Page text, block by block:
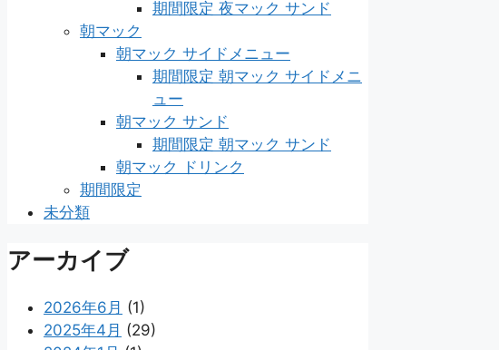
期間限定 夜マック サンド
朝マック
朝マック サイドメニュー
期間限定 朝マック サイドメニ
ュー
朝マック サンド
期間限定 朝マック サンド
朝マック ドリンク
期間限定
未分類
アーカイブ
2026年6月 (1)
2025年4月 (29)